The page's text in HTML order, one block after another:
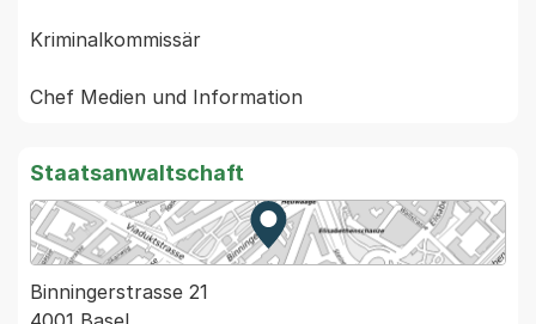
Kriminalkommissär
Staatsanwaltschaft
Zur Karte von MapBS.
Externer Link, wird in einem
Binningerstrasse 21